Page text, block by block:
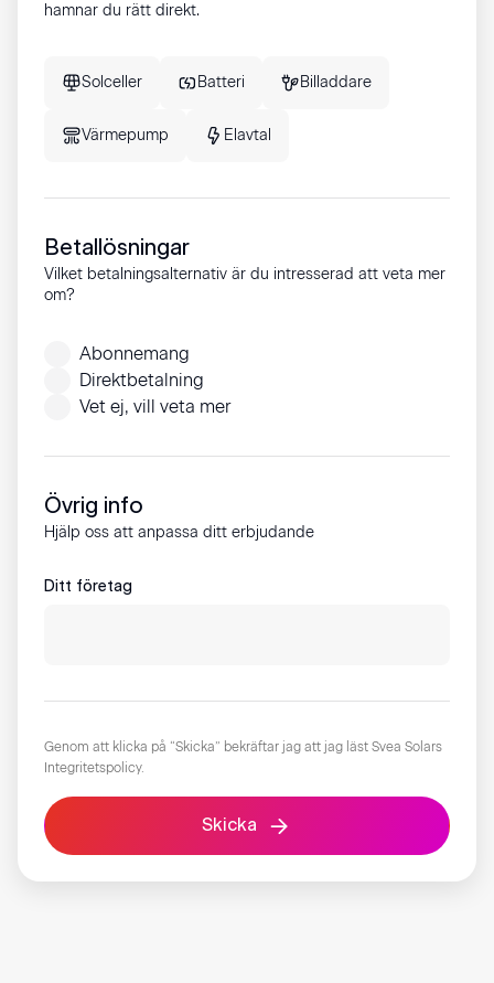
hamnar du rätt direkt.
Solceller Batteri Billaddare
Värmepump Elavtal
Betallösningar
Vilket betalningsalternativ är du intresserad att veta mer
om?
Abonnemang
Direktbetalning
Vet ej, vill veta mer
Övrig info
Hjälp oss att anpassa ditt erbjudande
Ditt företag
Genom att klicka på “Skicka” bekräftar jag att jag läst Svea Solars
Integritetspolicy​.
Skicka